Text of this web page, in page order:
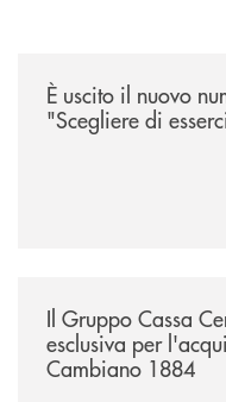
È uscito il nuovo
"Scegliere di
Il Gruppo Cassa
esclusiva per
Cambiano 1884